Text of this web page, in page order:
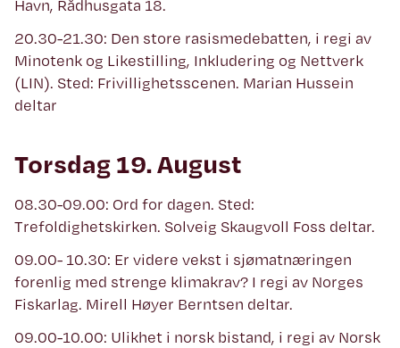
Havn, Rådhusgata 18.
20.30-21.30: Den store rasismedebatten, i regi av
Minotenk og Likestilling, Inkludering og Nettverk
(LIN). Sted: Frivillighetsscenen. Marian Hussein
deltar
Torsdag 19. August
08.30-09.00: Ord for dagen. Sted:
Trefoldighetskirken. Solveig Skaugvoll Foss deltar.
09.00- 10.30: Er videre vekst i sjømatnæringen
forenlig med strenge klimakrav? I regi av Norges
Fiskarlag. Mirell Høyer Berntsen deltar.
09.00-10.00: Ulikhet i norsk bistand, i regi av Norsk